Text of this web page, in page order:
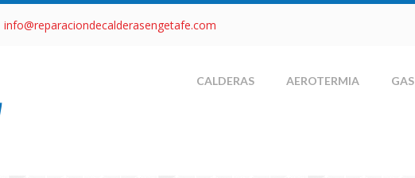
info@reparaciondecalderasengetafe.com
CALDERAS AEROTERMIA GAS